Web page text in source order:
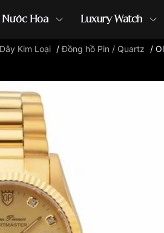
Nước Hoa Luxury Watch
hồ casio đồng hồ G-Shock đồng hồ Orient
Kim Loại /Đồng hồ Pin / Quartz /